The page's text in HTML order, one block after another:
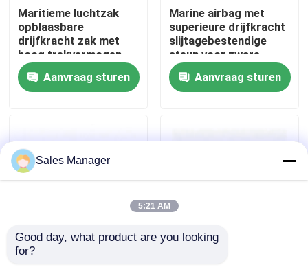
Over ons
Fabrieksreis
Kwaliteitscontrole
Vraag een offerte aan
Airbags van maritiem rubber
Maritieme luchtzak
opblaasbare
drijfkracht zak met
hoog trekvermogen
NR materiaal 0.05-
0.25 MPA werkdruk en
20+ jaar levensduur
Aanvraag sturen
Marine airbag met
superieure drijfkracht
slijtagebestendige
steun voor zware
lading voor het
lanceren van schepen
Aanvraag sturen
Marine Air Bag High
Sales Manager
5:21 AM
Good day, what product are you looking
for?